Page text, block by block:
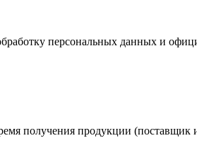
персональных данных и
получения продукции (поставщик